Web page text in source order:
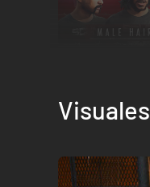
Visuales